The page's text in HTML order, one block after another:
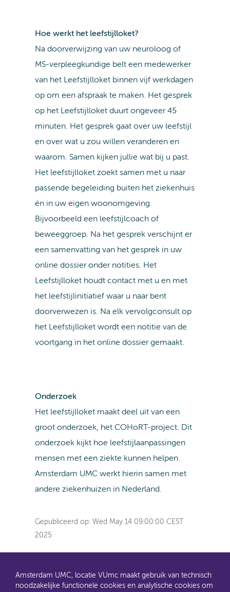
Hoe werkt het leefstijlloket?
Na doorverwijzing van uw neuroloog of
MS-verpleegkundige belt een medewerker
van het Leefstijlloket binnen vijf werkdagen
op om een afspraak te maken. Het gesprek
op het Leefstijlloket duurt ongeveer 45
minuten. Het gesprek gaat over uw leefstijl
en over wat u zou willen veranderen en
waarom. Samen kijken jullie wat bij u past.
Het leefstijlloket zoekt samen met u naar
passende begeleiding buiten het ziekenhuis
én in uw eigen woonomgeving.
Bijvoorbeeld een leefstijlcoach of
beweeggroep. Na het gesprek verschijnt er
een samenvatting van het gesprek in uw
online dossier onder notities. Het
Leefstijlloket houdt contact met u en met
het leefstijlinitiatief waar u naar bent
doorverwezen is. Na elk vervolgconsult op
het Leefstijlloket wordt een notitie van de
voortgang in het online dossier gemaakt.
Onderzoek
Het leefstijlloket maakt deel uit van een
groot onderzoek, het COHoRT-project. Dit
onderzoek kijkt hoe leefstijlaanpassingen
mensen met een ziekte kunnen helpen.
Amsterdam UMC werkt hierin samen met
andere ziekenhuizen in Nederland.
Gepubliceerd op: Wed May 14 09:00:00 CEST
2025
Amsterdam UMC, locatie VUmc maakt gebruik van technisch
noodzakelijke functionele cookies en analytische cookies om